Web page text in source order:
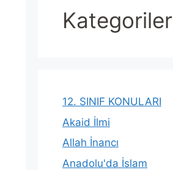
Kategoriler
12. SINIF KONULARI
Akaid İlmi
Allah İnancı
Anadolu'da İslam